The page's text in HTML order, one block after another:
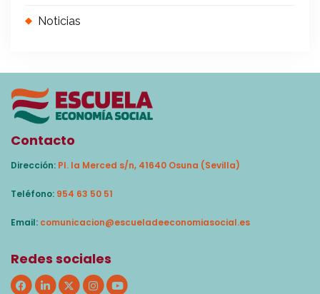
Noticias
Contacto
Dirección: Pl. la Merced s/n, 41640 Osuna (Sevilla)
Teléfono: 954 63 50 51
Email: comunicacion@escueladeeconomiasocial.es
Redes sociales